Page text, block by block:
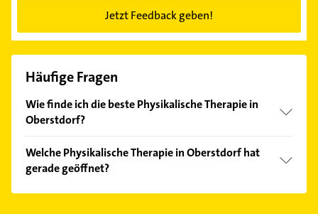
Jetzt Feedback geben!
Häufige Fragen
Wie finde ich die beste Physikalische Therapie in
Oberstdorf?
Kundenmeinungen und profitieren Sie von den
Empfehlungen. Die Suchergebnisse können Sie sich
einfach nachBewertungensortiert anzeigen lassen.
Welche Physikalische Therapie in Oberstdorf hat
gerade geöffnet?
Im Anbieter-Bereich finden Sie alleÖffnungszeiten.